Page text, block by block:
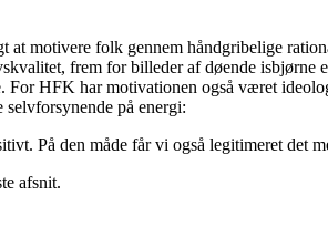
motivere folk gennem håndgribelige
frem for billeder af døende isbjørne
HFK har motivationen også været
på energi:
På den måde får vi også legitimeret det
afsnit.